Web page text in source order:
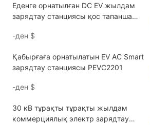
Еденге орнатылған DC EV жылдам
зарядтау станциясы қос тапанша
-ден $
Қабырғаға орнатылатын EV AC Smart
зарядтау станциясы PEVC2201
-ден $
30 кВ тұрақты тұрақты жылдам
коммерциялық электр зарядтау